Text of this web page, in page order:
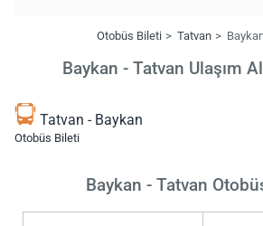
Otobüs Bileti Tatvan
Baykan - Tatvan Ulaşım
Tatvan - Baykan
Otobüs Bileti
Baykan - Tatvan